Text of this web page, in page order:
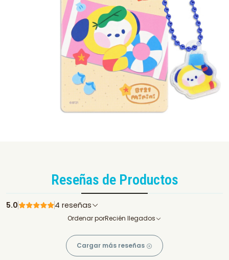
Reseñas de Productos
5.0 4 reseñas
Ordenar porRecién llegados
Cargar más reseñas